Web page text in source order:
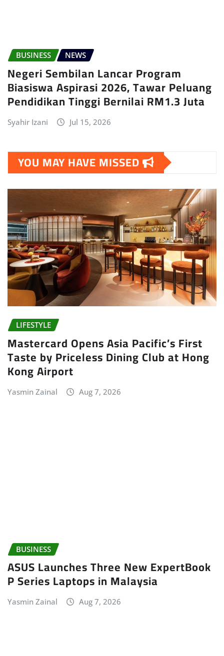
BUSINESS NEWS
Negeri Sembilan Lancar Program
Biasiswa Aspirasi 2026, Tawar Peluang
Pendidikan Tinggi Bernilai RM1.3 Juta
Syahir Izani Jul 15, 2026
YOU MAY HAVE MISSED
LIFESTYLE
Mastercard Opens Asia Pacific’s First
Taste by Priceless Dining Club at Hong
Kong Airport
Yasmin Zainal Aug 7, 2026
BUSINESS
ASUS Launches Three New ExpertBook
P Series Laptops in Malaysia
Yasmin Zainal Aug 7, 2026